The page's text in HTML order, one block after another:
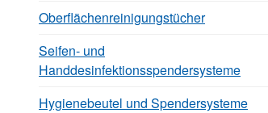
Oberflächenreinigungstücher
Seifen- und
Handdesinfektionsspendersysteme
Hygienebeutel und Spendersysteme